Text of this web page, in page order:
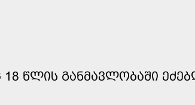
ᲬᲚᲘᲡ ᲒᲐᲜᲛᲐᲕᲚᲝᲑᲐᲨᲘ